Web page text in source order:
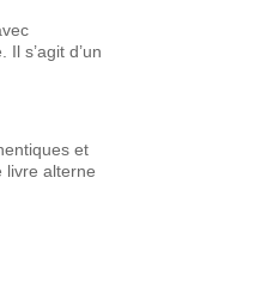
s’agit d’un
et
livre alterne